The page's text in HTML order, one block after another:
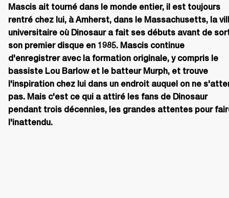
Mascis ait tourné dans le monde entier, il est toujours
rentré chez lui, à Amherst, dans le Massachusetts, la
universitaire où Dinosaur a fait ses débuts avant de
son premier disque en 1985. Mascis continue
d'enregistrer avec la formation originale, y compris le
bassiste Lou Barlow et le batteur Murph, et trouve
l'inspiration chez lui dans un endroit auquel on ne
pas. Mais c'est ce qui a attiré les fans de Dinosaur
pendant trois décennies, les grandes attentes pour
l'inattendu.